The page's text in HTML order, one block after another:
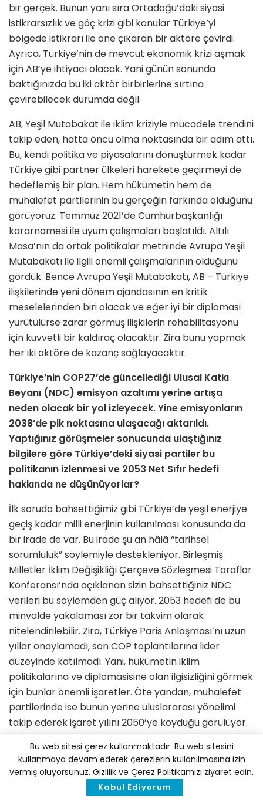
bir gerçek. Bunun yanı sıra Ortadoğu’daki siyasi
istikrarsızlık ve göç krizi gibi konular Türkiye’yi
bölgede istikrarı ile öne çıkaran bir aktöre çevirdi.
Ayrıca, Türkiye’nin de mevcut ekonomik krizi aşmak
için AB’ye ihtiyacı olacak. Yani günün sonunda
baktığınızda bu iki aktör birbirlerine sırtına
çevirebilecek durumda değil.
AB, Yeşil Mutabakat ile iklim kriziyle mücadele trendini
takip eden, hatta öncü olma noktasında bir adım attı.
Bu, kendi politika ve piyasalarını dönüştürmek kadar
Türkiye gibi partner ülkeleri harekete geçirmeyi de
hedeflemiş bir plan. Hem hükümetin hem de
muhalefet partilerinin bu gerçeğin farkında olduğunu
görüyoruz. Temmuz 2021’de Cumhurbaşkanlığı
kararnamesi ile uyum çalışmaları başlatıldı. Altılı
Masa’nın da ortak politikalar metninde Avrupa Yeşil
Mutabakatı ile ilgili önemli çalışmalarının olduğunu
gördük. Bence Avrupa Yeşil Mutabakatı, AB – Türkiye
ilişkilerinde yeni dönem ajandasının en kritik
meselelerinden biri olacak ve eğer iyi bir diplomasi
yürütülürse zarar görmüş ilişkilerin rehabilitasyonu
için kuvvetli bir kaldıraç olacaktır. Zira bunu yapmak
her iki aktöre de kazanç sağlayacaktır.
Türkiye’nin COP27’de güncellediği Ulusal Katkı
Beyanı (NDC) emisyon azaltımı yerine artışa
neden olacak bir yol izleyecek. Yine emisyonların
2038’de pik noktasına ulaşacağı aktarıldı.
Yaptığınız görüşmeler sonucunda ulaştığınız
bilgilere göre Türkiye’deki siyasi partiler bu
politikanın izlenmesi ve 2053 Net Sıfır hedefi
hakkında ne düşünüyorlar?
İlk soruda bahsettiğimiz gibi Türkiye’de yeşil enerjiye
geçiş kadar milli enerjinin kullanılması konusunda da
bir irade de var. Bu irade şu an hâlâ “tarihsel
sorumluluk” söylemiyle destekleniyor. Birleşmiş
Milletler İklim Değişikliği Çerçeve Sözleşmesi Taraflar
Konferansı’nda açıklanan sizin bahsettiğiniz NDC
verileri bu söylemden güç alıyor. 2053 hedefi de bu
minvalde yakalaması zor bir takvim olarak
nitelendirilebilir. Zira, Türkiye Paris Anlaşması’nı uzun
yıllar onaylamadı, son COP toplantılarına lider
düzeyinde katılmadı. Yani, hükümetin iklim
politikalarına ve diplomasisine olan ilgisizliğini görmek
için bunlar önemli işaretler. Öte yandan, muhalefet
partilerinde ise bunun yerine uluslararası yönelimi
takip ederek işaret yılını 2050’ye koyduğu görülüyor.
Altılı Masa’nın Ortak Politikalar Metni’ne de yansıdığı
üzere, 2050 hedeflerine yönelik sıkı bir bağlılık mesajı
var. İklim finansmanı, ilgili kamu kurumlarının
dönüşümü ve kömürden ivedilikle çıkış gibi
Bu web sitesi çerez kullanmaktadır. Bu web sitesini
kullanmaya devam ederek çerezlerin kullanılmasına izin
vermiş oluyorsunuz. Gizlilik ve Çerez Politikamızı ziyaret edin.
Kabul Ediyorum